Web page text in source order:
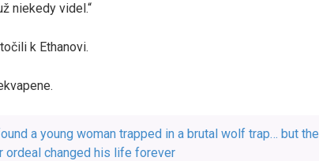
niekedy videl.“
k Ethanovi.
a young woman trapped in a brutal wolf trap… but
ordeal changed his life forever